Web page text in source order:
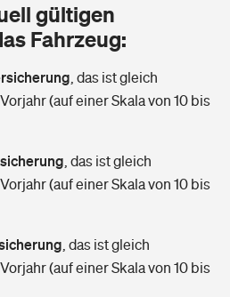
bekomme ich im Alter?
finden
ist Ihr Haus?
finden
gültigen
Fahrzeug:
das ist gleich
(auf einer Skala von 10 bis
das ist gleich
(auf einer Skala von 10 bis
das ist gleich
(auf einer Skala von 10 bis